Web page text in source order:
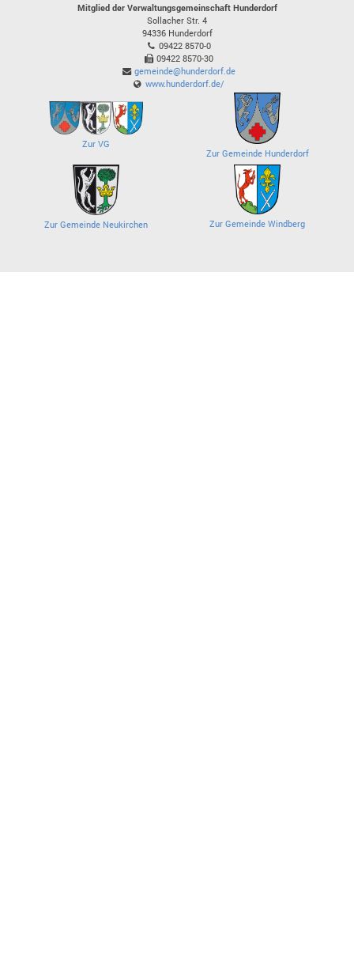
Mitglied der Verwaltungsgemeinschaft Hunderdorf
Sollacher Str. 4
94336 Hunderdorf
09422 8570-0
09422 8570-30
gemeinde@hunderdorf.de
www.hunderdorf.de/
Zur VG
Zur Gemeinde Hunderdorf
Zur Gemeinde Neukirchen Zur Gemeinde Windberg